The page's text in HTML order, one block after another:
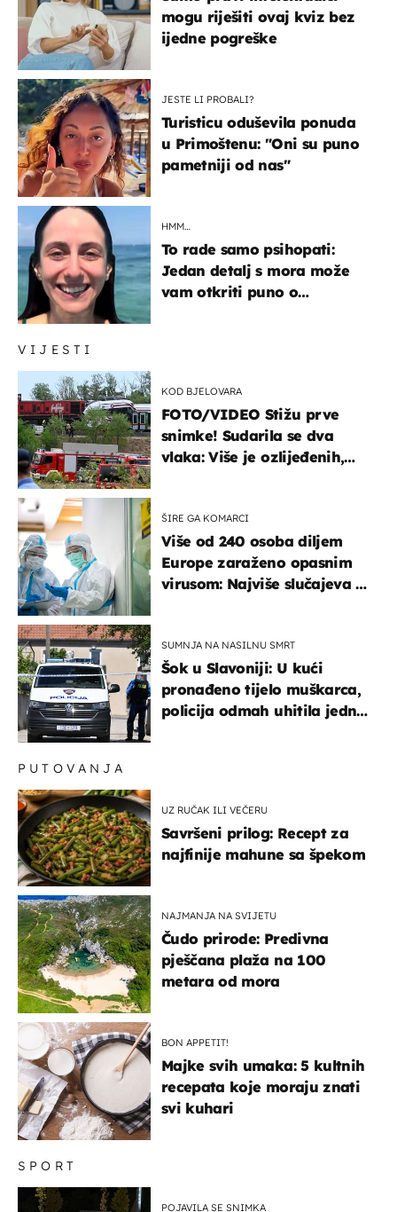
VIJESTI
KOD BJELOVARA
FOTO/VIDEO Stižu prve
snimke! Sudarila se dva
vlaka: Više je ozlijeđenih,
ŠIRE GA KOMARCI
Više od 240 osoba diljem
Europe zaraženo opasnim
virusom: Najviše slučajeva u
SUMNJA NA NASILNU SMRT
Šok u Slavoniji: U kući
pronađeno tijelo muškarca,
policija odmah uhitila jednu
mogu riješiti ovaj kviz bez
ijedne pogreške
JESTE LI PROBALI?
Turisticu oduševila ponuda
u Primoštenu: "Oni su puno
pametniji od nas"
HMM…
To rade samo psihopati:
Jedan detalj s mora može
vam otkriti puno o
SPORT
POJAVILA SE SNIMKA
PUTOVANJA
UZ RUČAK ILI VEČERU
Savršeni prilog: Recept za
najfinije mahune sa špekom
NAJMANJA NA SVIJETU
Čudo prirode: Predivna
pješčana plaža na 100
metara od mora
BON APPETIT!
Majke svih umaka: 5 kultnih
recepata koje moraju znati
svi kuhari